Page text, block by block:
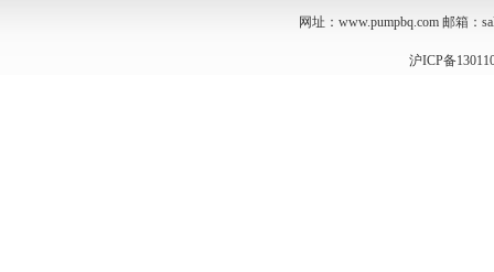
网址： www.pumpbq.com 邮箱：
沪ICP备